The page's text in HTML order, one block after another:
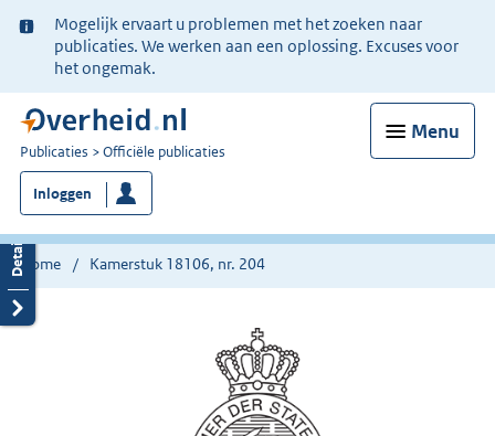
Ter
informatie:
Mogelijk ervaart u problemen met het zoeken naar
publicaties. We werken aan een oplossing. Excuses voor
het ongemak.
Menu
U
bent
nu
hier:
Publicaties Officiële publicaties
Inloggen
Home Kamerstuk 18106, nr. 204